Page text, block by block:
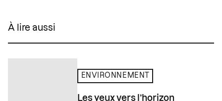
À lire aussi
ENVIRONNEMENT
Les yeux vers l’horizon